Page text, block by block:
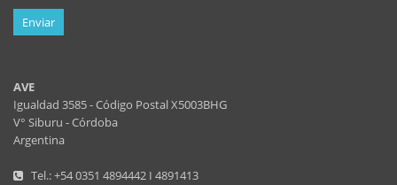
Enviar
AVE
Igualdad 3585 - Código Postal X5003BHG
V° Siburu - Córdoba
Argentina
Tel.: +54 0351 4894442 I 4891413